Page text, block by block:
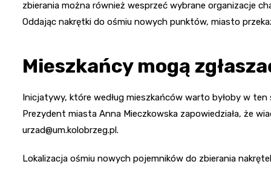
zbierania można również wesprzeć wybrane organizacje
Oddając nakrętki do ośmiu nowych punktów, miasto
Mieszkańcy mogą
Inicjatywy, które według mieszkańców warto byłoby w
Prezydent miasta Anna Mieczkowska zapowiedziała, że
urzad@um.kolobrzeg.pl.
Lokalizacja ośmiu nowych pojemników do zbierania